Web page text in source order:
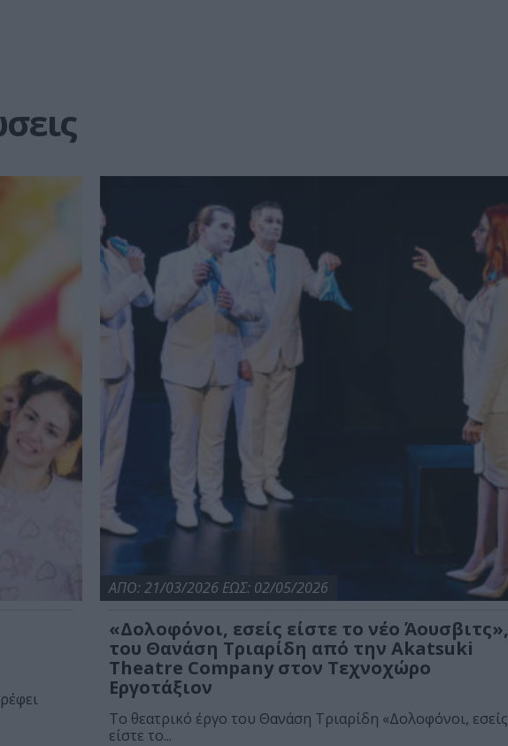
ΑΠΟ: 21/03/2026 ΕΩΣ: 02/05/2026
«Δολοφόνοι, εσείς είστε το νέο Άουσβιτς»,
του Θανάση Τριαρίδη από την Akatsuki
Theatre Company στον Τεχνοχώρο
Εργοτάξιον
Το θεατρικό έργο του Θανάση Τριαρίδη «Δολοφόνοι, εσείς
είστε το...